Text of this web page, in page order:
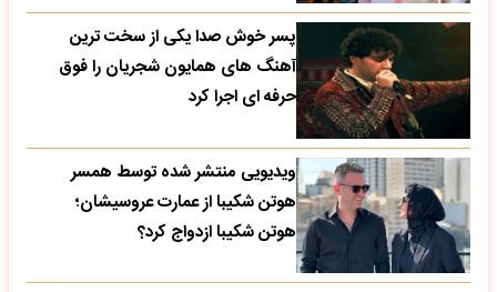
پسر خوش صدا یکی از سخت ترین
آهنگ های همایون شجریان را فوق
حرفه ای اجرا کرد
ویدیویی منتشر شده توسط همسر
هوتن شکیبا از عمارت عروسیشان؛
هوتن شکیبا ازدواج کرد؟